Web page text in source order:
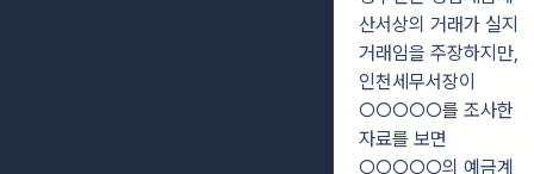
산서상의 거래가 실지
거래임을 주장하지만,
인천세무서장이
○○○○○를 조사한
자료를 보면
○○○○○의 예금계